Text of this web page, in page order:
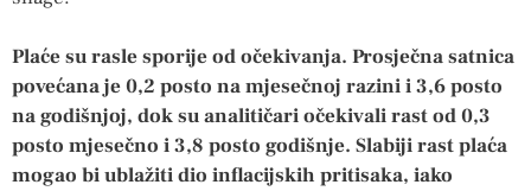
Plaće su rasle sporije od očekivanja. Prosječna satnica
povećana je 0,2 posto na mjesečnoj razini i 3,6 posto
na godišnjoj, dok su analitičari očekivali rast od 0,3
posto mjesečno i 3,8 posto godišnje. Slabiji rast plaća
mogao bi ublažiti dio inflacijskih pritisaka, iako